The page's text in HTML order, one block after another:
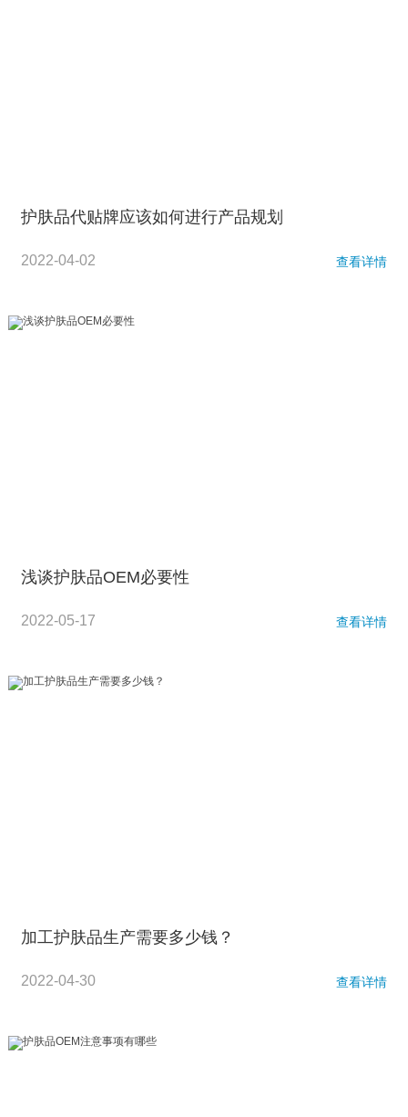
护肤品代贴牌应该如何进行产品规划
2022-04-02 查看详情
浅谈护肤品OEM必要性
2022-05-17 查看详情
加工护肤品生产需要多少钱？
2022-04-30 查看详情